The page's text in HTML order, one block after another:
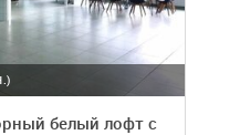
белый лофт с